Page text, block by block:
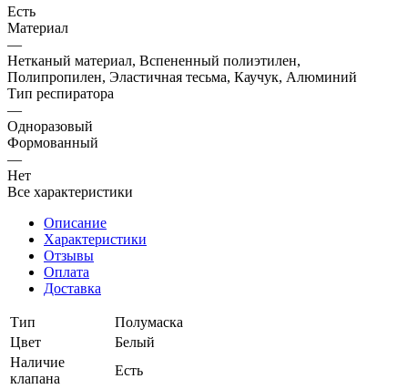
Есть
Материал
—
Нетканый материал, Вспененный полиэтилен,
Полипропилен, Эластичная тесьма, Каучук, Алюминий
Тип респиратора
—
Одноразовый
Формованный
—
Нет
Все характеристики
Описание
Характеристики
Отзывы
Оплата
Доставка
Тип
Полумаска
Цвет
Белый
Наличие
клапана
Есть